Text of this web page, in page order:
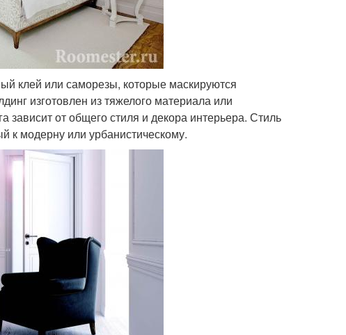
клей или саморезы, которые маскируются
изготовлен из тяжелого материала или
от общего стиля и декора интерьера. Стиль
к модерну или урбанистическому.